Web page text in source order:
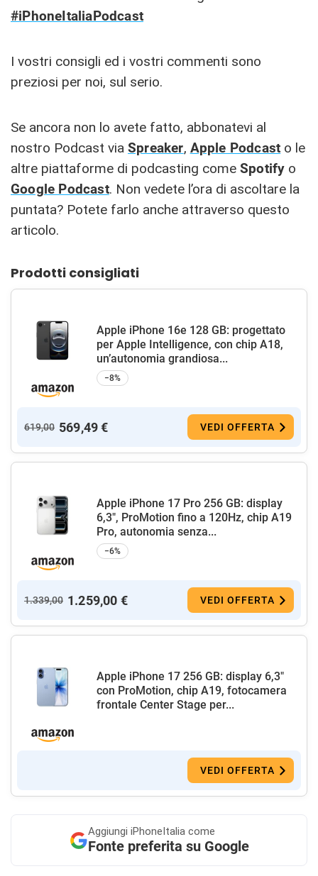
#iPhoneItaliaPodcast
I vostri consigli ed i vostri commenti sono
preziosi per noi, sul serio.
Se ancora non lo avete fatto, abbonatevi al
nostro Podcast via Spreaker, Apple Podcast o le
altre piattaforme di podcasting come Spotify o
Google Podcast. Non vedete l’ora di ascoltare la
puntata? Potete farlo anche attraverso questo
articolo.
Prodotti consigliati
Apple iPhone 16e 128 GB: progettato
per Apple Intelligence, con chip A18,
un’autonomia grandiosa...
−8%
619,00 569,49 € VEDI OFFERTA
Apple iPhone 17 Pro 256 GB: display
6,3", ProMotion fino a 120Hz, chip A19
Pro, autonomia senza...
−6%
1.339,00 1.259,00 € VEDI OFFERTA
Apple iPhone 17 256 GB: display 6,3"
con ProMotion, chip A19, fotocamera
frontale Center Stage per...
VEDI OFFERTA
Aggiungi iPhoneItalia come
Fonte preferita su Google